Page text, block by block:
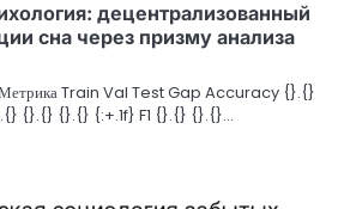
децентрализованный
сна через призму анализа
Метрика Train Val Test Gap Accuracy {}.{}
{}.{} {}.{} {:+.1f} F1 {}.{} {}.{}…